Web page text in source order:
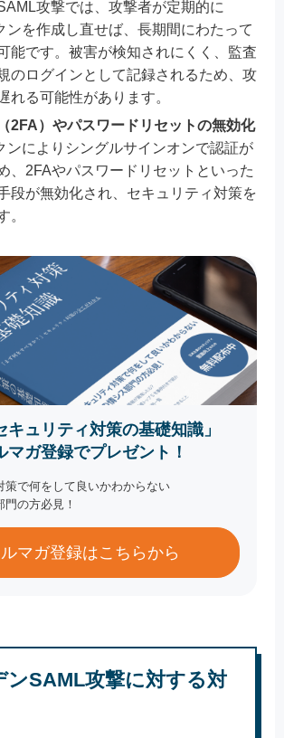
攻撃では、攻撃者が定期的に
ンを作成し直せば、長期間にわたって
能です。被害が検知されにくく、監査
のログインとして記録されるため、攻
れる可能性があります。
2FA）やパスワードリセットの無効化
ンによりシングルサインオンで認証が
、2FAやパスワードリセットといった
段が無効化され、セキュリティ対策を
。
キュリティ対策の基礎知識」
マガ登録でプレゼント！
策で何をして良いかわからない
の方必見！
ルマガ登録はこちらから
ンSAML攻撃に対する対